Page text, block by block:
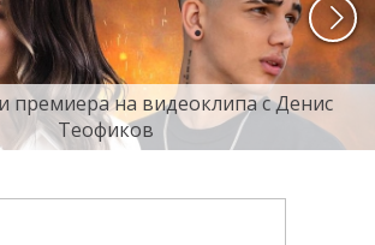
премиера на видеоклипа с Денис
Теофиков